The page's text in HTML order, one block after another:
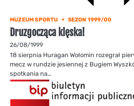
MUZEUM SPORTU SEZON 1999/00
Druzgocząca klęska!
26/08/1999
18 sierpnia Huragan Wołomin rozegrał
mecz w rundzie jesiennej z Bugiem
spotkania na…